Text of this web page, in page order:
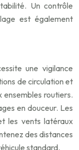
Un contrôle
est également
une vigilance
de circulation et
ensembles routiers.
en douceur. Les
les vents latéraux
des distances
standard.